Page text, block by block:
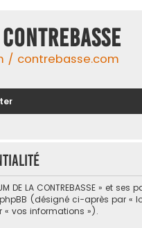
/ contrebasse.com
LA CONTREBASSE » et
(désigné ci-après par
« vos informations »).